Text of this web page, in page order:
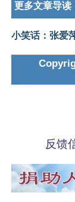
更多文章导读
小笑话：张爱
反馈